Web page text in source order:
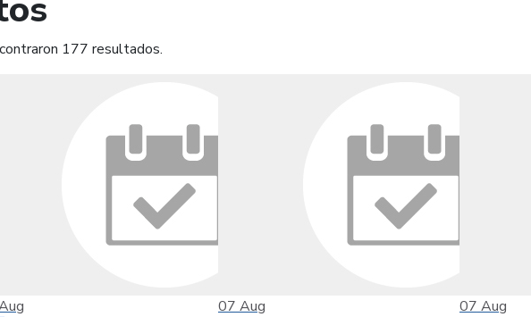
177 resultados.
07 Aug
07 Aug